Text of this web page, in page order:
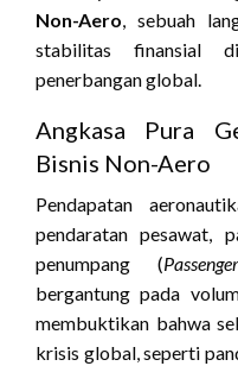
Non-Aero, sebuah
stabilitas finansial
penerbangan global.
Angkasa Pura
Bisnis Non-Aero
Pendapatan
pendaratan pesawat,
penumpang (
bergantung pada
membuktikan bahwa
krisis global, seperti